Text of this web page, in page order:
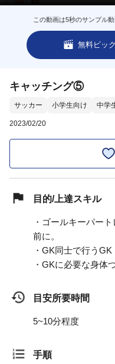
この動画は5秒のサンプル
無料ピッ
キャッチング⑤
サッカー 小学生向け 中学
2023/02/20
目的/上達スキル
・ゴールキーパー
前に。
・GK同士で行う
・GKに必要な身体
目安所要時間
5~10分程度
手順